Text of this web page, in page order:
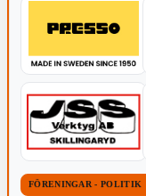
FÖRENINGAR - POLITIK